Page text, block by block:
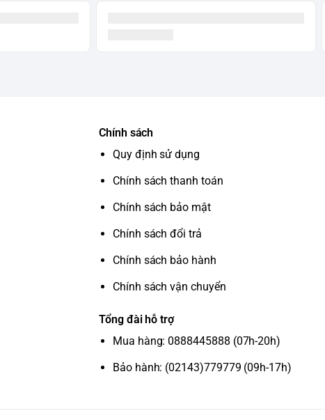
Chính sách
Quy định sử dụng
Chính sách thanh toán
Chính sách bảo mật
Chính sách đổi trả
Chính sách bảo hành
Chính sách vận chuyển
Tổng đài hỗ trợ
Mua hàng: 0888445888 (07h-20h)
Bảo hành: (02143)779779 (09h-17h)